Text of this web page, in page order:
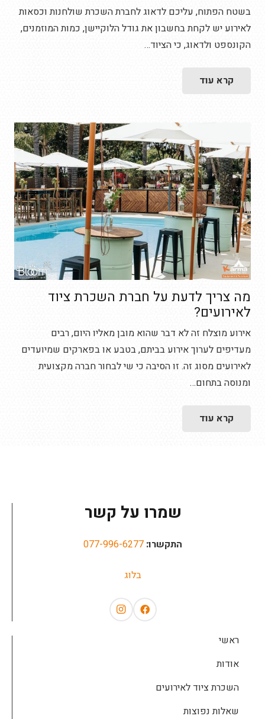
בשטח הפתוח, עליכם לדאוג לחברת השכרת שולחנות וכסאות
לאירוע יש לקחת בחשבון את גודל הלוקיישן, כמות המוזמנים,
הקונספט ולדאוג, כי הציוד…
קרא עוד
מה צריך לדעת על חברת השכרת ציוד
לאירועים?
אירוע מוצלח זה לא דבר שהוא מובן מאליו היום, רבים
מעדיפים לערוך אירוע בביתם, בטבע או בפארקים שמיועדים
לאירועים מסוג זה. זו הסיבה כי שי לבחור חברה מקצועית
ומנוסה בתחום…
קרא עוד
שמרו על קשר
התקשרו: 077-996-6277
בלוג
ראשי
אודות
השכרת ציוד לאירועים
שאלות נפוצות